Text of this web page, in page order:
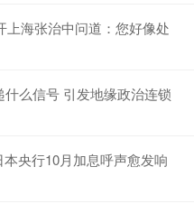
上海张治中问道：您好像处
么信号 引发地缘政治连锁
央行10月加息呼声愈发响